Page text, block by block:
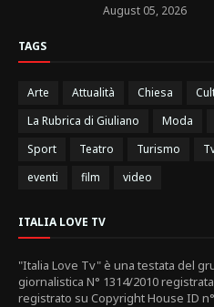
August 05, 2026
TAGS
Arte Attualità Chiesa
La Rubrica di Giuliano
Moda
Sport
Teatro Turismo
eventi
film video
ITALIA LOVE TV
"Italia Love Tv" è una testata del
giornalistica N° 1314/2010
registrato su Copyright House ID